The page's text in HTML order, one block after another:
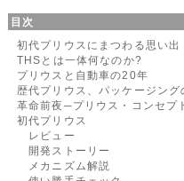
目次
初代プリウスにまつわる思い出
THSとは一体何なのか?
プリウスと自動車の20年
歴代プリウス、パッケージング
革命前夜─プリウス・コンセプ
初代プリウス
レビュー
開発ストーリー
メカニズム解説